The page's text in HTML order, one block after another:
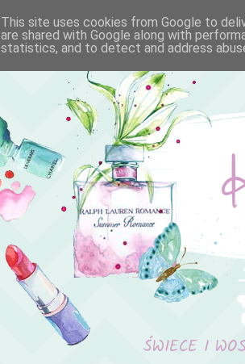
ŚWIECE I
This site uses cookies from Google to
are shared with Google along with
statistics, and to detect and address